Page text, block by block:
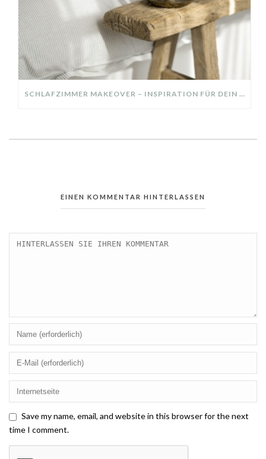
SCHLAFZIMMER MAKEOVER – INSPIRATION FÜR DEIN SCHLAFZIMMER: AUS ALT MACH NEU – HELL, GEMÜTLICH UND EINLADEND
EINEN KOMMENTAR HINTERLASSEN
Save my name, email, and website in this browser for the next
time I comment.